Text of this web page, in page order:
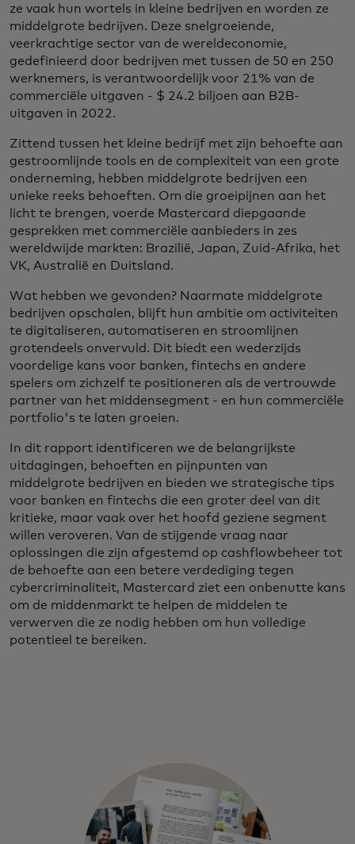
ze vaak hun wortels in kleine bedrijven en worden ze
middelgrote bedrijven. Deze snelgroeiende,
veerkrachtige sector van de wereldeconomie,
gedefinieerd door bedrijven met tussen de 50 en 250
werknemers, is verantwoordelijk voor 21% van de
commerciële uitgaven - $ 24.2 biljoen aan B2B-
uitgaven in 2022.
Zittend tussen het kleine bedrijf met zijn behoefte aan
gestroomlijnde tools en de complexiteit van een grote
onderneming, hebben middelgrote bedrijven een
unieke reeks behoeften. Om die groeipijnen aan het
licht te brengen, voerde Mastercard diepgaande
gesprekken met commerciële aanbieders in zes
wereldwijde markten: Brazilië, Japan, Zuid-Afrika, het
VK, Australië en Duitsland.
Wat hebben we gevonden? Naarmate middelgrote
bedrijven opschalen, blijft hun ambitie om activiteiten
te digitaliseren, automatiseren en stroomlijnen
grotendeels onvervuld. Dit biedt een wederzijds
voordelige kans voor banken, fintechs en andere
spelers om zichzelf te positioneren als de vertrouwde
partner van het middensegment - en hun commerciële
portfolio's te laten groeien.
In dit rapport identificeren we de belangrijkste
uitdagingen, behoeften en pijnpunten van
middelgrote bedrijven en bieden we strategische tips
voor banken en fintechs die een groter deel van dit
kritieke, maar vaak over het hoofd geziene segment
willen veroveren. Van de stijgende vraag naar
oplossingen die zijn afgestemd op cashflowbeheer tot
de behoefte aan een betere verdediging tegen
cybercriminaliteit, Mastercard ziet een onbenutte kans
om de middenmarkt te helpen de middelen te
verwerven die ze nodig hebben om hun volledige
potentieel te bereiken.